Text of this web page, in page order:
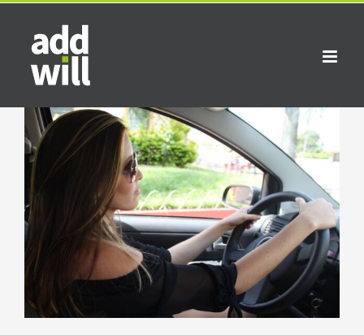
Saltar
contenido
Ver
imagen
más
grande